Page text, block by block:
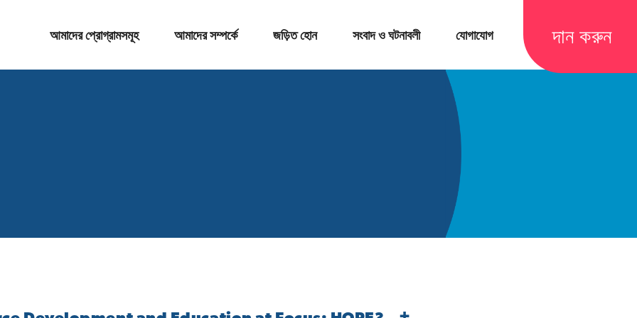
আমাদের প্রোগ্রামসমূহ আমাদের সম্পর্কে জড়িত হোন সংবাদ ও ঘটনাবলী যোগাযোগ দান করুন